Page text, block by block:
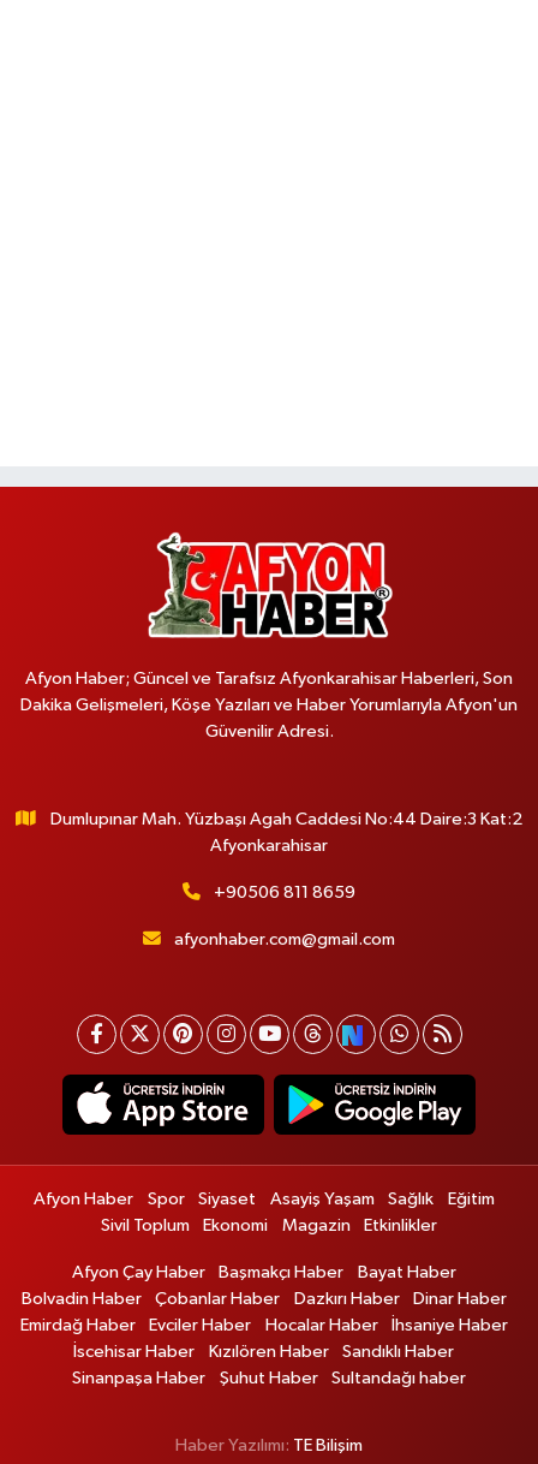
Afyon Haber; Güncel ve Tarafsız Afyonkarahisar Haberleri, Son
Dakika Gelişmeleri, Köşe Yazıları ve Haber Yorumlarıyla Afyon'un
Güvenilir Adresi.
Dumlupınar Mah. Yüzbaşı Agah Caddesi No:44 Daire:3 Kat:2
Afyonkarahisar
+90506 811 8659
afyonhaber.com@gmail.com
Afyon Haber Spor Siyaset Asayiş Yaşam Sağlık
Eğitim
Sivil Toplum
Ekonomi Magazin Etkinlikler
Afyon Çay Haber Başmakçı Haber
Bayat Haber
Bolvadin Haber
Çobanlar Haber Dazkırı Haber
Dinar Haber
Emirdağ Haber
Evciler Haber Hocalar Haber
İhsaniye Haber
İscehisar Haber
Kızılören Haber
Sandıklı Haber
Sinanpaşa Haber
Şuhut Haber Sultandağı haber
Haber Yazılımı: TE Bilişim